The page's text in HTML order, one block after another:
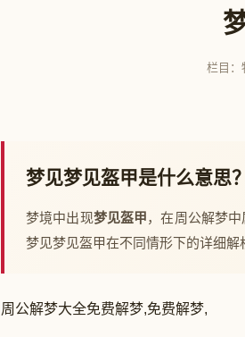
栏目：
梦见梦见盔甲是什么意思？
梦境中出现梦见盔甲，在周公解梦中
梦见梦见盔甲在不同情形下的详细解
周公解梦大全免费解梦,免费解梦,